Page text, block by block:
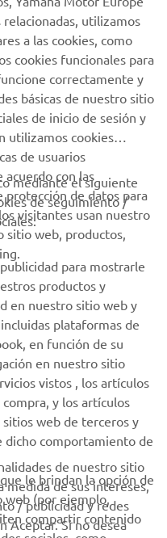
la política de
DE PRODUCTO
ofertas, eventos
relacionadas, utilizamos
a las cookies, como
cookies funcionales para
correctamente y
básicas de nuestro sitio
de inicio de sesión y
utilizamos cookies
de usuarios
acuerdo con las
protección de datos para
visitantes usan nuestro
sitio web, productos,
mediante el siguiente
de seguimiento /
para mostrarle
productos y
en nuestro sitio web y
plataformas de
en función de su
en nuestro sitio
vistos , los artículos
y los artículos
web de terceros y
dicho comportamiento de
le brindan la opción de
web (por ejemplo,
compartir contenido
de nuestro sitio
medida de sus intereses,
/ publicidad y redes
Aceptar. Si no desea